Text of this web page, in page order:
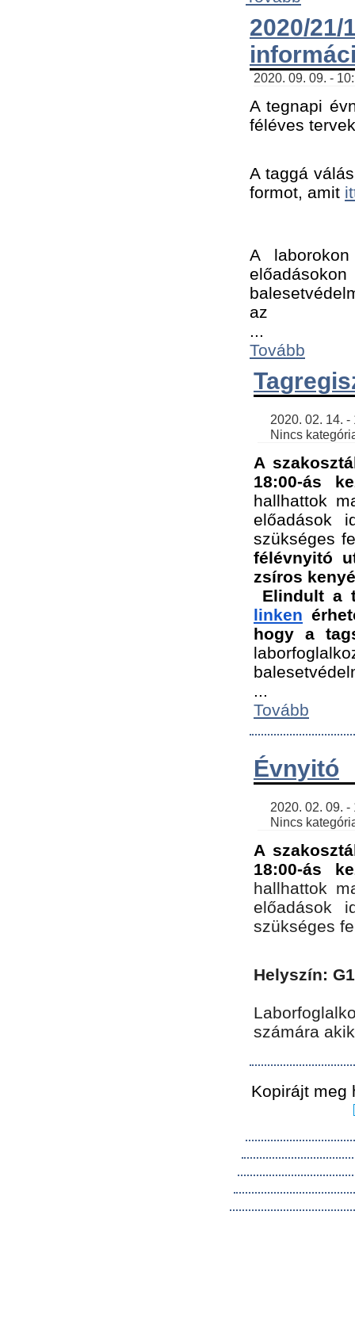
2020/
2020. 09. 09. -
A tegnapi
féléves
A taggá
formot, amit
A
az ﻿
Tovább
Nincs
A
18:00-ás
hallhattok
előadások
szükséges
félévnyitó
zsíros
Elindult a
linken
hogy a
Tovább
Évnyitó
Nincs
A
18:00-ás
hallhattok
előadások
szükséges
Helyszín:
számára
Kopirájt meg